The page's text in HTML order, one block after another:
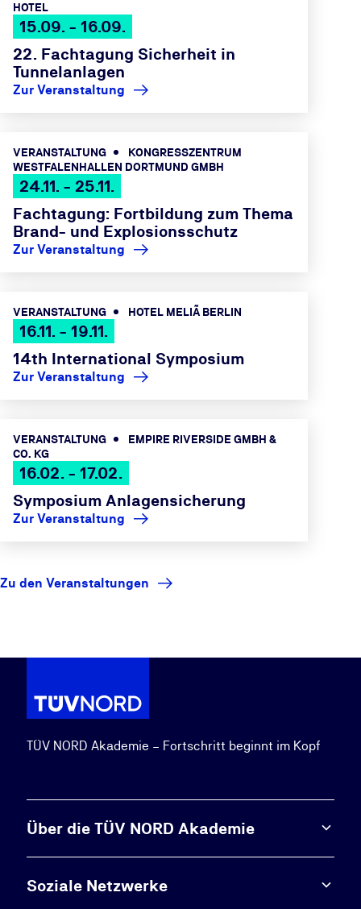
HOTEL
15.09. - 16.09.
22. Fachtagung Sicherheit in
Tunnelanlagen
Zur Veranstaltung
VERANSTALTUNG
KONGRESSZENTRUM
WESTFALENHALLEN DORTMUND GMBH
24.11. - 25.11.
Fachtagung: Fortbildung zum Thema
Brand- und Explosionsschutz
Zur Veranstaltung
VERANSTALTUNG HOTEL MELIÃ BERLIN
16.11. - 19.11.
14th International Symposium
Zur Veranstaltung
VERANSTALTUNG
EMPIRE RIVERSIDE GMBH &
CO. KG
16.02. - 17.02.
Symposium Anlagensicherung
Zur Veranstaltung
Zu den Veranstaltungen
TÜV NORD Akademie – Fortschritt beginnt im Kopf
Über die TÜV NORD Akademie
Soziale Netzwerke